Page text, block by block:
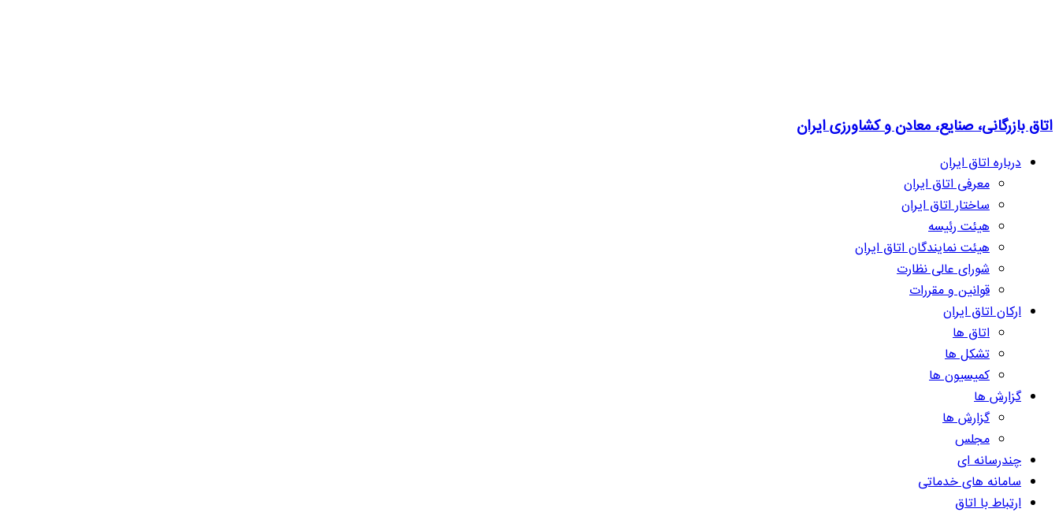
اتاق بازرگانی، صنایع، معادن و کشاورزی ایران
درباره اتاق ایران
معرفی اتاق ایران
ساختار اتاق ایران
هیئت رئیسه
هیئت نمایندگان اتاق ایران
شورای عالی نظارت
قوانین و مقررات
ارکان اتاق ایران
اتاق ها
تشکل ها
کمیسیون ها
گزارش ها
گزارش ها
مجلس
چندرسانه ای
سامانه های خدماتی
ارتباط با اتاق